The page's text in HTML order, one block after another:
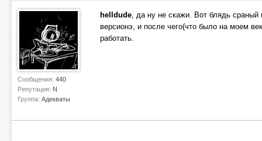
Сообщения: 440
Репутация: N
Группа: Адекваты
helldude, да ну не скажи. Вот блядь
версионэ, и после чего(что было на моем
работать.